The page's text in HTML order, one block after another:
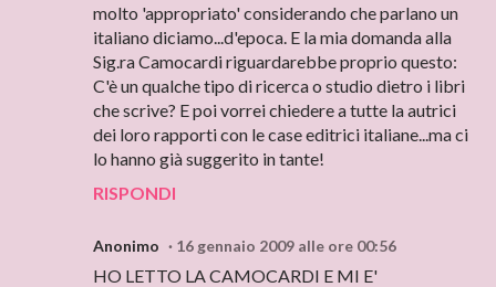
molto 'appropriato' considerando che parlano un
italiano diciamo...d'epoca. E la mia domanda alla
Sig.ra Camocardi riguardarebbe proprio questo:
C'è un qualche tipo di ricerca o studio dietro i libri
che scrive? E poi vorrei chiedere a tutte la autrici
dei loro rapporti con le case editrici italiane...ma ci
lo hanno già suggerito in tante!
RISPONDI
Anonimo 16 gennaio 2009 alle ore 00:56
HO LETTO LA CAMOCARDI E MI E'